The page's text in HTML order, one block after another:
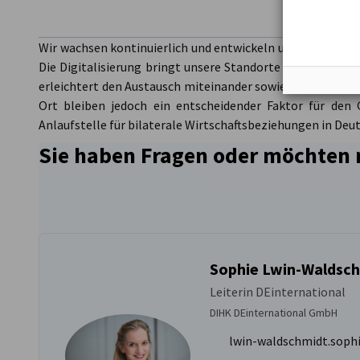
Die Geschichte der AHKs ist geprägt von Innovation
wandelnden globalen Wirtschaft werden die AHKs
deutschen Unternehmen helfen, neue Märkte zu
Geschäftschancen zu nutzen.
Wir wachsen kontinuierlich und entwickeln unsere
Die Digitalisierung bringt unsere Standorte in den
erleichtert den Austausch miteinander sowie zu
Ort bleiben jedoch ein entscheidender Faktor für den
Anlaufstelle für bilaterale Wirtschaftsbeziehungen in
Sie haben Fragen oder
Sophie Lwin-
Leiterin DEinternational
DIHK DEinternational GmbH
lwin-